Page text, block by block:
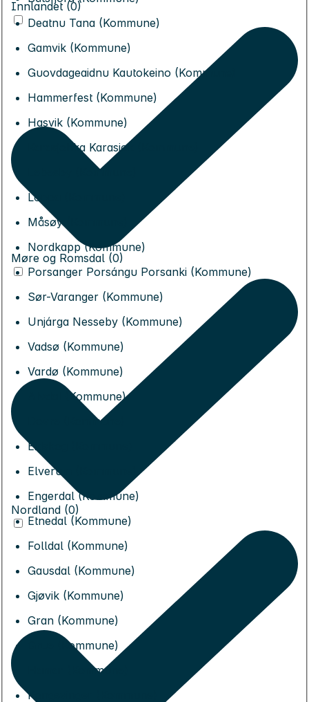
Deatnu Tana (Kommune)
Gamvik (Kommune)
Guovdageaidnu Kautokeino (Kommune)
Hammerfest (Kommune)
Hasvik (Kommune)
Karasjohka Karasjok (Kommune)
Lebesby (Kommune)
Loppa (Kommune)
Måsøy (Kommune)
Nordkapp (Kommune)
Porsanger Porsángu Porsanki (Kommune)
Sør-Varanger (Kommune)
Unjárga Nesseby (Kommune)
Vadsø (Kommune)
Vardø (Kommune)
Alvdal (Kommune)
Dovre (Kommune)
Eidskog (Kommune)
Elverum (Kommune)
Engerdal (Kommune)
Etnedal (Kommune)
Folldal (Kommune)
Gausdal (Kommune)
Gjøvik (Kommune)
Gran (Kommune)
Grue (Kommune)
Hamar (Kommune)
Kongsvinger (Kommune)
Innlandet (0)
Møre og Romsdal (0)
Nordland (0)